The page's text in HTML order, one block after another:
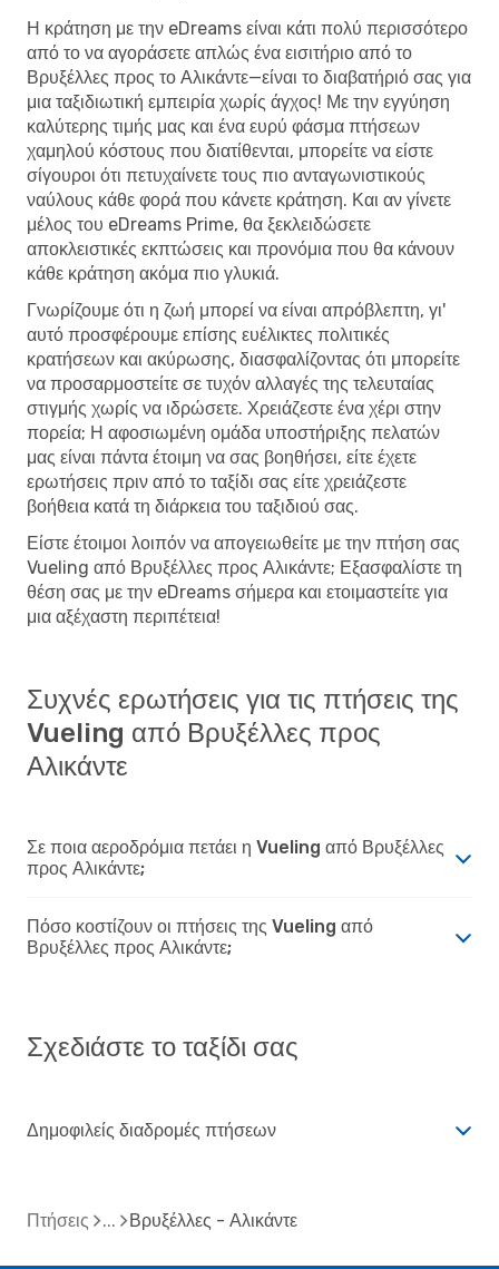
Η κράτηση με την eDreams είναι κάτι πολύ περισσότερο
από το να αγοράσετε απλώς ένα εισιτήριο από το
Βρυξέλλες προς το Αλικάντε—είναι το διαβατήριό σας για
μια ταξιδιωτική εμπειρία χωρίς άγχος! Με την εγγύηση
καλύτερης τιμής μας και ένα ευρύ φάσμα πτήσεων
χαμηλού κόστους που διατίθενται, μπορείτε να είστε
σίγουροι ότι πετυχαίνετε τους πιο ανταγωνιστικούς
ναύλους κάθε φορά που κάνετε κράτηση. Και αν γίνετε
μέλος του eDreams Prime, θα ξεκλειδώσετε
αποκλειστικές εκπτώσεις και προνόμια που θα κάνουν
κάθε κράτηση ακόμα πιο γλυκιά.
Γνωρίζουμε ότι η ζωή μπορεί να είναι απρόβλεπτη, γι'
αυτό προσφέρουμε επίσης ευέλικτες πολιτικές
κρατήσεων και ακύρωσης, διασφαλίζοντας ότι μπορείτε
να προσαρμοστείτε σε τυχόν αλλαγές της τελευταίας
στιγμής χωρίς να ιδρώσετε. Χρειάζεστε ένα χέρι στην
πορεία; Η αφοσιωμένη ομάδα υποστήριξης πελατών
μας είναι πάντα έτοιμη να σας βοηθήσει, είτε έχετε
ερωτήσεις πριν από το ταξίδι σας είτε χρειάζεστε
βοήθεια κατά τη διάρκεια του ταξιδιού σας.
Είστε έτοιμοι λοιπόν να απογειωθείτε με την πτήση σας
Vueling από Βρυξέλλες προς Αλικάντε; Εξασφαλίστε τη
θέση σας με την eDreams σήμερα και ετοιμαστείτε για
μια αξέχαστη περιπέτεια!
Συχνές ερωτήσεις για τις πτήσεις της
Vueling από Βρυξέλλες προς
Αλικάντε
Σε ποια αεροδρόμια πετάει η Vueling από Βρυξέλλες
προς Αλικάντε;
Πόσο κοστίζουν οι πτήσεις της Vueling από
Βρυξέλλες προς Αλικάντε;
Σχεδιάστε το ταξίδι σας
Δημοφιλείς διαδρομές πτήσεων
Πτήσεις Βρυξέλλες - Αλικάντε